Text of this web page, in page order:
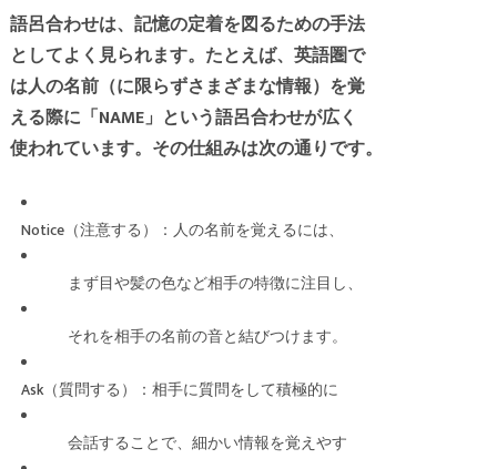
語呂合わせは、記憶の定着を図るための手法
としてよく見られます。たとえば、英語圏で
は人の名前（に限らずさまざまな情報）を覚
える際に「NAME」という語呂合わせが広く
使われています。その仕組みは次の通りです。
Notice（注意する）：人の名前を覚えるには、
まず目や髪の色など相手の特徴に注目し、
それを相手の名前の音と結びつけます。
Ask（質問する）：相手に質問をして積極的に
会話することで、細かい情報を覚えやす